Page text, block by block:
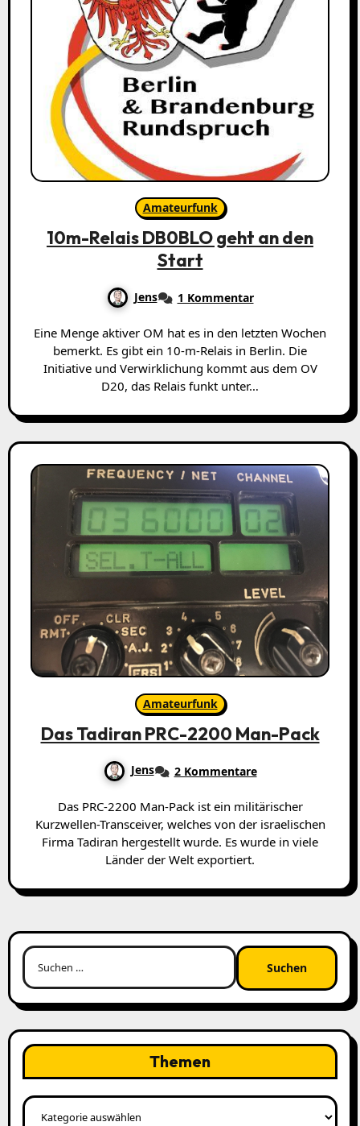
Amateurfunk
10m-Relais DB0BLO geht an den
Start
Jens 1 Kommentar
Eine Menge aktiver OM hat es in den letzten Wochen
bemerkt. Es gibt ein 10-m-Relais in Berlin. Die
Initiative und Verwirklichung kommt aus dem OV
D20, das Relais funkt unter…
Amateurfunk
Das Tadiran PRC-2200 Man-Pack
Jens 2 Kommentare
Das PRC-2200 Man-Pack ist ein militärischer
Kurzwellen-Transceiver, welches von der israelischen
Firma Tadiran hergestellt wurde. Es wurde in viele
Länder der Welt exportiert.
Suchen
nach:
Themen
Themen